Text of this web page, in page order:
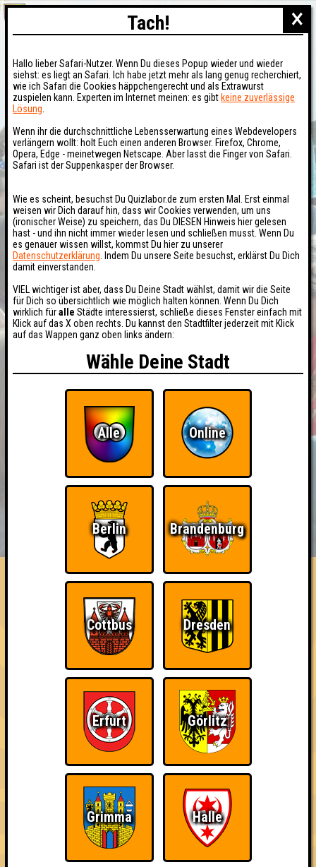
HIGHSCORE RESERVIERUNG
FAQ ÜBER UNS
Wir dachten heute ist Speeddating
Errungenschaften
Kleiner Hinweis: bei uns sind Teams, die in einem Stechen
schließlich verdient! Entsprechend gibt es für diese auch
The Last of Us
Schon wieder zum
Wiederzehn macht
×
Tach!
Hallo lieber Safari-Nutzer. Wenn Du dieses Popup wieder und wieder
siehst: es liegt an Safari. Ich habe jetzt mehr als lang genug recherchiert,
wie ich Safari die Cookies häppchengerecht und als Extrawurst
zuspielen kann. Experten im Internet meinen: es gibt keine zuverlässige
Lösung
Wenn ihr die durchschnittliche Lebensserwartung eines Webdevelopers
verlängern wollt: holt Euch einen anderen Browser. Firefox, Chrome,
Opera, Edge - meinetwegen Netscape. Aber lasst die Finger von Safari.
Safari ist der Suppenkasper der Browser.
Wie es scheint, besuchst Du Quizlabor.de zum ersten Mal. Erst einmal
weisen wir Dich darauf hin, dass wir Cookies verwenden, um uns
(ironischer Weise) zu speichern, das Du DIESEN Hinweis hier gelesen
hast - und ihn nicht immer wieder lesen und schließen musst. Wenn Du
es genauer wissen willst, kommst Du hier zu unserer
Datenschutzerklärung . Indem Du unsere Seite besuchst, erklärst Du Dich
damit einverstanden.
VIEL wichtiger ist aber, dass Du Deine Stadt wählst, damit wir die Seite
für Dich so übersichtlich wie möglich halten können. Wenn Du Dich
wirklich füralle Städte interessierst, schließe dieses Fenster einfach mit
Klick auf das X oben rechts. Du kannst den Stadtfilter jederzeit mit Klick
auf das Wappen ganz oben links ändern:
Wähle Deine Stadt
Alle Online
Berlin Brandenburg
Cottbus Dresden
Erfurt Görlitz
Grimma Halle